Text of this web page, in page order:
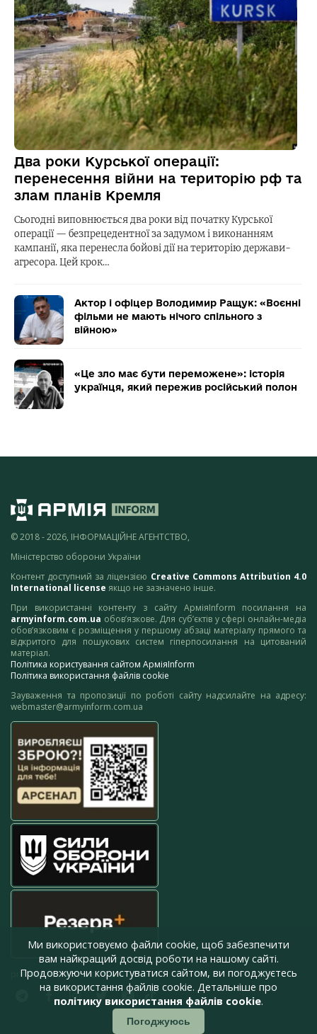
Два роки Курської операції:
перенесення війни на територію рф та
злам планів Кремля
Сьогодні виповнюється два роки від початку Курської
операції — безпрецедентної за задумом і виконанням
кампанії, яка перенесла бойові дії на територію держави-
агресора. Цей крок…
Актор і офіцер Володимир Ращук: «Воєнні
фільми не мають нічого спільного з
війною»
«Це зло має бути переможене»: історія
українця, який пережив російський полон
© 2018 - 2026, ІНФОРМАЦІЙНЕ АГЕНТСТВО,
Міністерство оборони України
Контент доступний за ліцензією Creative Commons Attribution 4.0
International license якщо не зазначено інше.
При використанні контенту з сайту АрміяInform посилання на
armyinform.com.ua обов’язкове. Для суб’єктів у сфері онлайн-медіа
обов’язковим є розміщення у першому абзаці матеріалу прямого та
відкритого для пошукових систем гіперпосилання на цитований
матеріал.
Політика користування сайтом АрміяInform
Політика використання файлів cookie
Зауваження та пропозиції по роботі сайту надсилайте на адресу:
webmaster@armyinform.com.ua
press@armyinform.com.ua
Ми використовуємо файли cookie, щоб забезпечити
вам найкращий досвід роботи на нашому сайті.
Продовжуючи користуватися сайтом, ви погоджуєтесь
на використання файлів cookie. Детальніше про
політику використання файлів cookie.
Погоджуюсь